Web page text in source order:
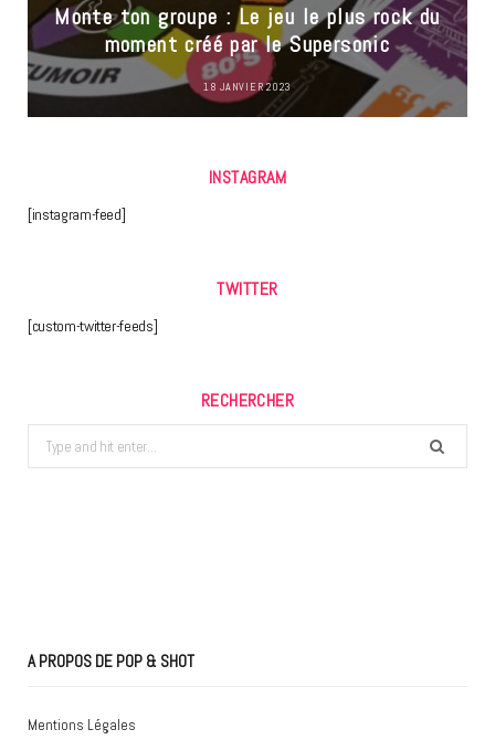
Monte ton groupe : Le jeu le plus rock du
moment créé par le Supersonic
18 JANVIER 2023
INSTAGRAM
[instagram-feed]
TWITTER
[custom-twitter-feeds]
RECHERCHER
Search
for:
A PROPOS DE POP & SHOT
Mentions Légales